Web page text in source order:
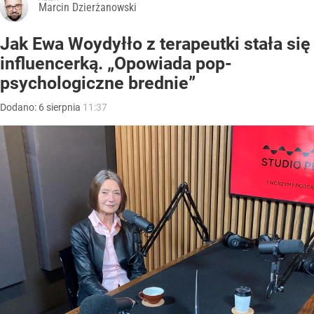
Marcin Dzierżanowski
Jak Ewa Woydyłło z terapeutki stała się
influencerką. „Opowiada pop-
psychologiczne brednie”
Dodano: 6 sierpnia 11:37